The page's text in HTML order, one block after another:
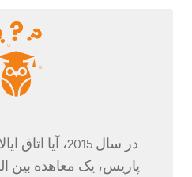
در سال 2015،
پاریس، یک معاهده بین